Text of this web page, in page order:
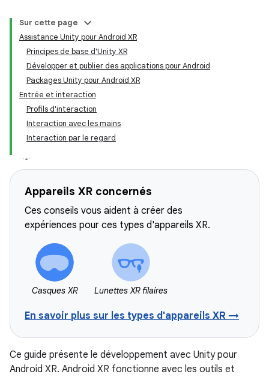
Sur cette page
Assistance Unity pour Android XR
Principes de base d'Unity XR
Développer et publier des applications pour Android
Packages Unity pour Android XR
Entrée et interaction
Profils d'interaction
Interaction avec les mains
Interaction par le regard
Appareils XR concernés
Ces conseils vous aident à créer des
expériences pour ces types d'appareils XR.
Casques XR Lunettes XR filaires
En savoir plus sur les types d'appareils XR →
Ce guide présente le développement avec Unity pour
Android XR. Android XR fonctionne avec les outils et